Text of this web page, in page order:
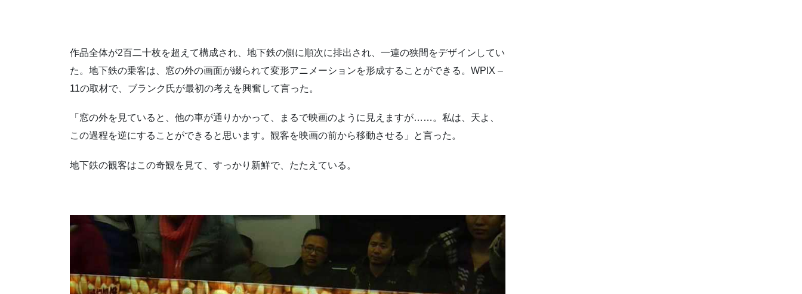
作品全体が2百二十枚を超えて構成され、地下鉄の側に順次に排出され、一連の狭間をデザインしてい
た。地下鉄の乗客は、窓の外の画面が綴られて変形アニメーションを形成することができる。WPIX –
11の取材で、ブランク氏が最初の考えを興奮して言った。
「窓の外を見ていると、他の車が通りかかって、まるで映画のように見えますが……。私は、天よ、
この過程を逆にすることができると思います。観客を映画の前から移動させる」と言った。
地下鉄の観客はこの奇観を見て、すっかり新鮮で、たたえている。